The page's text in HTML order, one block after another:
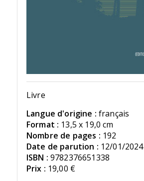
Livre
Langue d'origine : français
Format : 13,5 x 19,0 cm
Nombre de pages : 192
Date de parution : 12/01/2024
ISBN : 9782376651338
Prix : 19,00 €